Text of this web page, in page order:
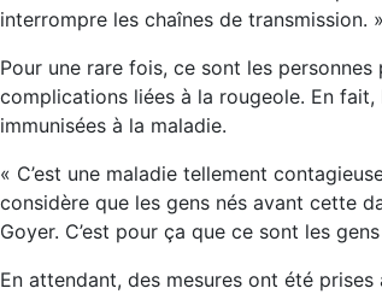
interrompre les chaînes de transmission. »
Pour une rare fois, ce sont les
complications liées à la rougeole. En
immunisées à la maladie.
« C’est une maladie tellement
considère que les gens nés avant cette
Goyer. C’est pour ça que ce sont les
En attendant, des mesures ont été